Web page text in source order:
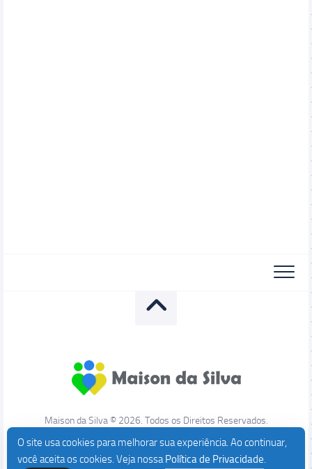
Maison da Silva © 2026. Todos os Direitos Reservados.
O site usa cookies para melhorar sua experiência. Ao continuar,
você aceita os cookies. Veja nossaPolítica de Privacidade.